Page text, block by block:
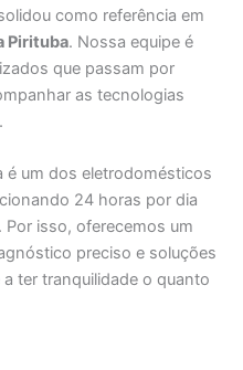
como referência em
Pirituba. Nossa equipe é
que passam por
as tecnologias
é um dos eletrodomésticos
24 horas por dia
isso, oferecemos um
preciso e soluções
ter tranquilidade o quanto